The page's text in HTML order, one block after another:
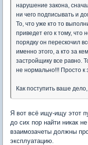
нарушение закона,
ни чего подписывать и
То, что уже кто то
приведет его к тому, что
порядку он перескочил
именно этого, а кто за
застройщику все равно.
не нормально!!! Просто к
Как поступить ваше
Я вот всё ищу-ищу этот
до сих пор найти никак
взаимозачеты должны
эксплуатацию.